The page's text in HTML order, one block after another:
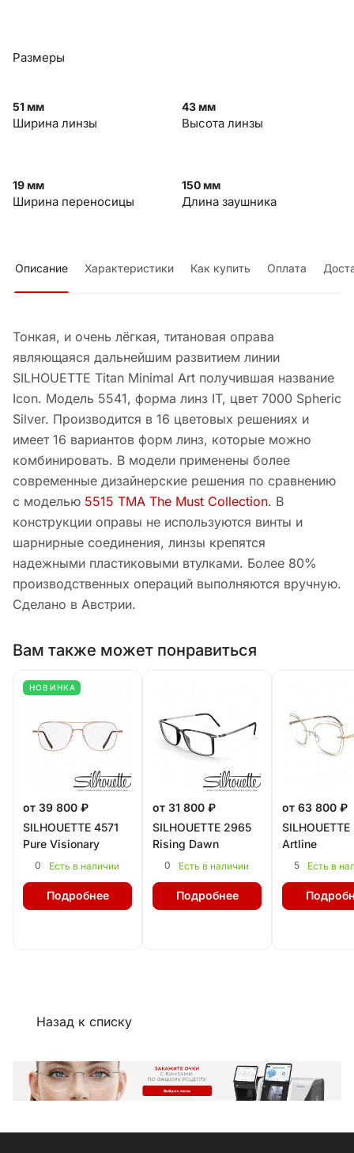
Размеры
51 мм
Ширина линзы
43 мм
Высота линзы
19 мм
Ширина переносицы
150 мм
Длина заушника
Описание Характеристики Как купить Оплата
Тонкая, и очень лёгкая, титановая оправа
являющаяся дальнейшим развитием линии
SILHOUETTE Titan Minimal Art получившая название
Icon. Модель 5541, форма линз IT, цвет 7000 Spheric
Silver. Производится в 16 цветовых решениях и
имеет 16 вариантов форм линз, которые можно
комбинировать. В модели применены более
современные дизайнерские решения по сравнению
с моделью 5515 TMA The Must Collection. В
конструкции оправы не используются винты и
шарнирные соединения, линзы крепятся
надежными пластиковыми втулками. Более 80%
производственных операций выполняются вручную.
Сделано в Австрии.
Вам также может понравиться
НОВИНКА
от 39 800 ₽
SILHOUETTE 4571
Pure Visionary
0 Есть в наличии
Подробнее
от 31 800 ₽
SILHOUETTE 2965
Rising Dawn
0 Есть в наличии
Подробнее
от 63 800 ₽
Artline
5 Есть в
Назад к списку